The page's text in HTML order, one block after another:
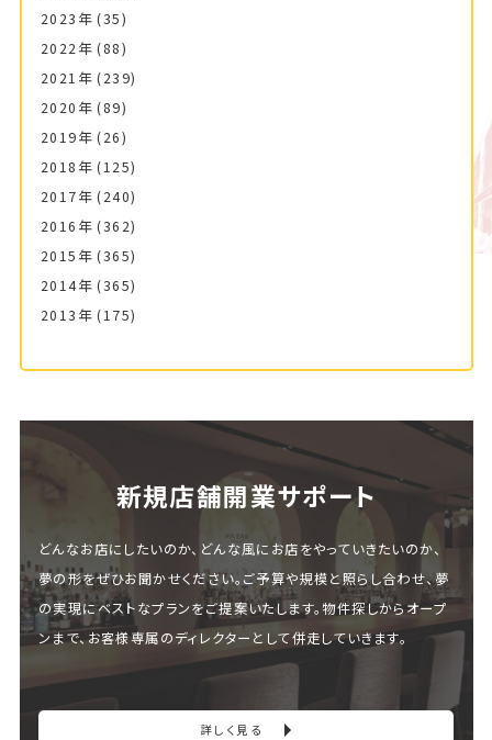
2023年 (35)
2022年 (88)
2021年 (239)
2020年 (89)
2019年 (26)
2018年 (125)
2017年 (240)
2016年 (362)
2015年 (365)
2014年 (365)
2013年 (175)
新規店舗開業サポート
どんなお店にしたいのか、どんな風にお店をやっていきたいのか、
夢の形をぜひお聞かせください。ご予算や規模と照らし合わせ、夢
の実現にベストなプランをご提案いたします。物件探しからオープ
ンまで、お客様専属のディレクターとして併走していきます。
詳しく見る